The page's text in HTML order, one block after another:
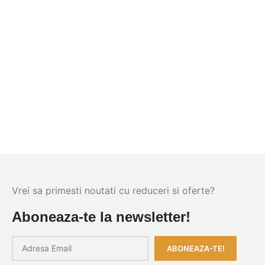
Vrei sa primesti noutati cu reduceri si oferte?
Aboneaza-te la newsletter!